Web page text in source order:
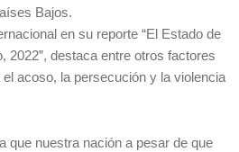
Bajos.
en su reporte “El Estado de
2022”, destaca entre otros factores
acoso, la persecución y la violencia
que nuestra nación a pesar de que